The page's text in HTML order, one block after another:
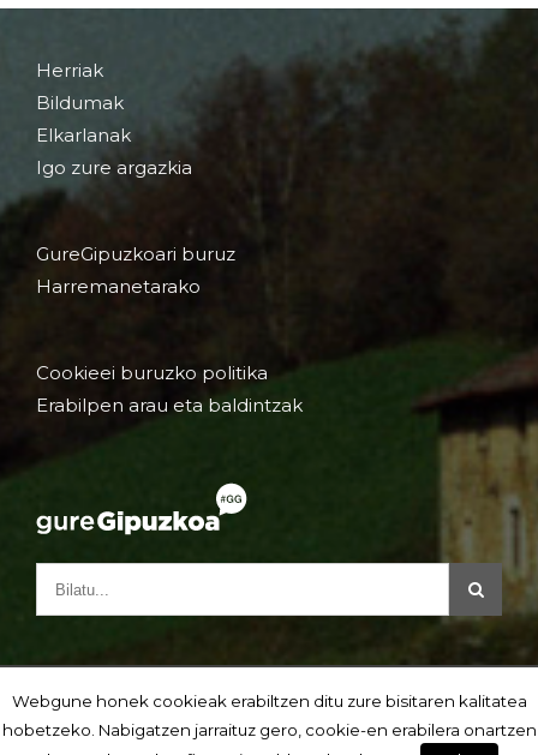
Herriak
Bildumak
Elkarlanak
Igo zure argazkia
GureGipuzkoari buruz
Harremanetarako
Cookieei buruzko politika
Erabilpen arau eta baldintzak
Webgune honek cookieak erabiltzen ditu zure bisitaren kalitatea
hobetzeko. Nabigatzen jarraituz gero, cookie-en erabilera onartzen